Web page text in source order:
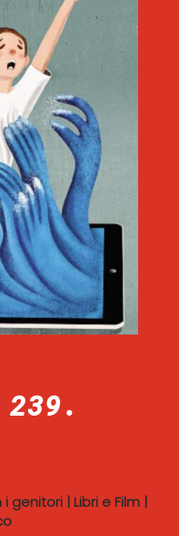
i genitori | Libri e Film |